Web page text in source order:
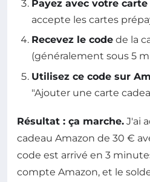
Payez avec votre
accepte les cartes
Recevez le code de la
(généralement sous 5
Utilisez ce code sur
"Ajouter une carte
Résultat : ça marche. J'ai
cadeau Amazon de 30 €
code est arrivé en 3
compte Amazon, et le